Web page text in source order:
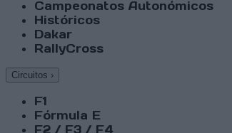
Campeonatos Autonómicos
Históricos
Dakar
RallyCross
Circuitos ›
F1
Fórmula E
F2 / F3 / F4